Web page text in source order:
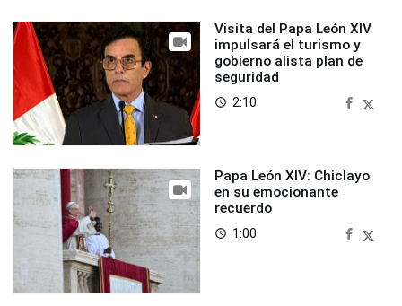
Visita del Papa León XIV
impulsará el turismo y
gobierno alista plan de
seguridad
access_time 2:10
Papa León XIV: Chiclayo
en su emocionante
recuerdo
access_time 1:00